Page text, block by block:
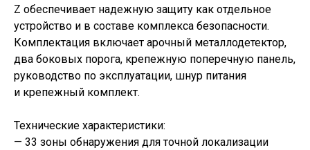
Z обеспечивает надежную защиту как отдельное
устройство и в составе комплекса безопасности.
Комплектация включает арочный металлодетектор,
два боковых порога, крепежную поперечную панель,
руководство по эксплуатации, шнур питания
и крепежный комплект.
Технические характеристики:
— 33 зоны обнаружения для точной локализации